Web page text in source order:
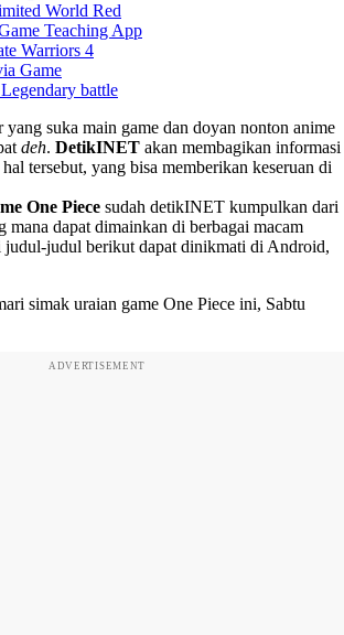
World Red
Teaching App
Warriors 4
Game
battle
yang suka main game dan doyan nonton anime
deh. DetikINET akan membagikan informasi
tersebut, yang bisa memberikan keseruan di
One Piece sudah detikINET kumpulkan dari
mana dapat dimainkan di berbagai macam
judul-judul berikut dapat dinikmati di Android,
simak uraian game One Piece ini, Sabtu
ADVERTISEMENT